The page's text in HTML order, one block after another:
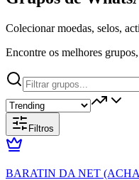
Colecionar moedas, selos,
Encontre os melhores
Filtros
BARATIN DA NET